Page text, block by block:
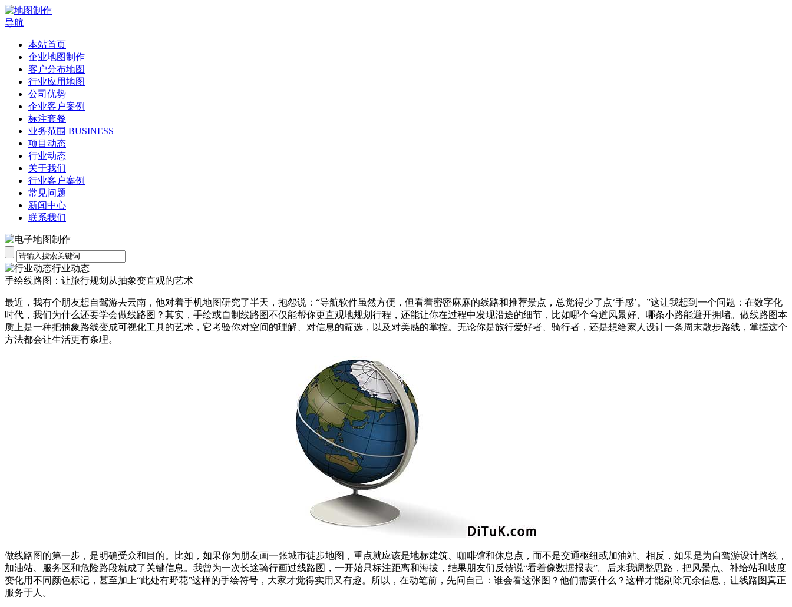
导航
本站首页
企业地图制作
客户分布地图
行业应用地图
公司优势
企业客户案例
标注套餐
业务范围 BUSINESS
项目动态
行业动态
关于我们
行业客户案例
常见问题
新闻中心
联系我们
行业动态
手绘线路图：让旅行规划从抽象变直观的艺术
最近，我有个朋友想自驾游去云南，他对着手机地图研究了半天，抱怨说：“导航软件虽然方便，但看着密密麻麻的线路和推荐景点，总觉得少了点‘手感’。”这让我想到一个问题：在数字化
时代，我们为什么还要学会做线路图？其实，手绘或自制线路图不仅能帮你更直观地规划行程，还能让你在过程中发现沿途的细节，比如哪个弯道风景好、哪条小路能避开拥堵。做线路图本
质上是一种把抽象路线变成可视化工具的艺术，它考验你对空间的理解、对信息的筛选，以及对美感的掌控。无论你是旅行爱好者、骑行者，还是想给家人设计一条周末散步路线，掌握这个
方法都会让生活更有条理。
做线路图的第一步，是明确受众和目的。比如，如果你为朋友画一张城市徒步地图，重点就应该是地标建筑、咖啡馆和休息点，而不是交通枢纽或加油站。相反，如果是为自驾游设计路线，
加油站、服务区和危险路段就成了关键信息。我曾为一次长途骑行画过线路图，一开始只标注距离和海拔，结果朋友们反馈说“看着像数据报表”。后来我调整思路，把风景点、补给站和坡度
变化用不同颜色标记，甚至加上“此处有野花”这样的手绘符号，大家才觉得实用又有趣。所以，在动笔前，先问自己：谁会看这张图？他们需要什么？这样才能剔除冗余信息，让线路图真正
服务于人。